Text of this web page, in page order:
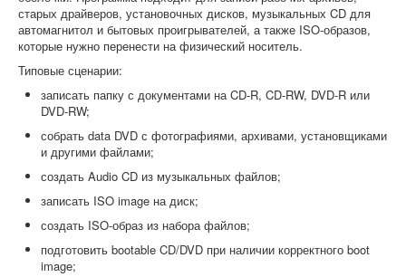
старых драйверов, установочных дисков, музыкальных CD для
автомагнитол и бытовых проигрывателей, а также ISO-образов,
которые нужно перенести на физический носитель.
Типовые сценарии:
записать папку с документами на CD-R, CD-RW, DVD-R или
DVD-RW;
собрать data DVD с фотографиями, архивами, установщиками
и другими файлами;
создать Audio CD из музыкальных файлов;
записать ISO image на диск;
создать ISO-образ из набора файлов;
подготовить bootable CD/DVD при наличии корректного boot
image;